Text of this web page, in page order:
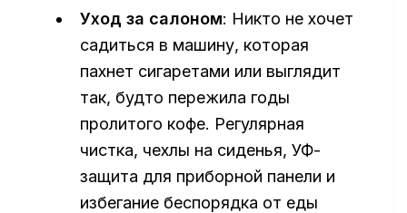
Уход за салоном: Никто не хочет
садиться в машину, которая
пахнет сигаретами или выглядит
так, будто пережила годы
пролитого кофе. Регулярная
чистка, чехлы на сиденья, УФ-
защита для приборной панели и
избегание беспорядка от еды